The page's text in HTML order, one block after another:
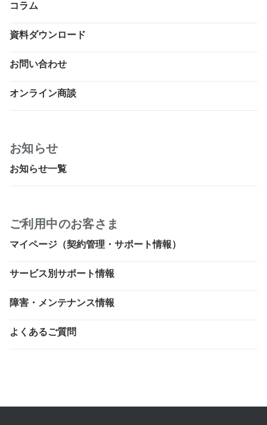
コラム
資料ダウンロード
お問い合わせ
オンライン商談
お知らせ
お知らせ一覧
ご利用中のお客さま
マイページ（契約管理・サポート情報）
サービス別サポート情報
障害・メンテナンス情報
よくあるご質問